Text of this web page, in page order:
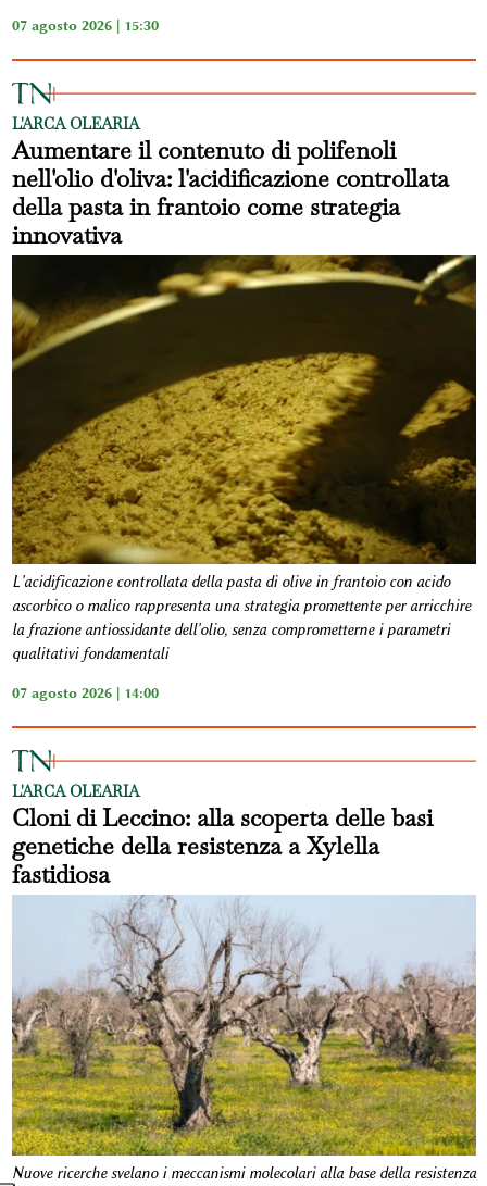
07 agosto 2026 | 15:30
L'ARCA OLEARIA
Aumentare il contenuto di polifenoli
nell'olio d'oliva: l'acidificazione controllata
della pasta in frantoio come strategia
innovativa
L'acidificazione controllata della pasta di olive in frantoio con acido
ascorbico o malico rappresenta una strategia promettente per arricchire
la frazione antiossidante dell'olio, senza comprometterne i parametri
qualitativi fondamentali
07 agosto 2026 | 14:00
L'ARCA OLEARIA
Cloni di Leccino: alla scoperta delle basi
genetiche della resistenza a Xylella
fastidiosa
Nuove ricerche svelano i meccanismi molecolari alla base della resistenza